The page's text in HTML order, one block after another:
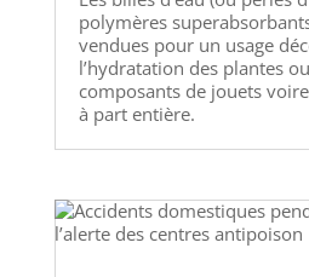
polymères
vendues pour un usage
l’hydratation des plantes
composants de jouets
à part entière.